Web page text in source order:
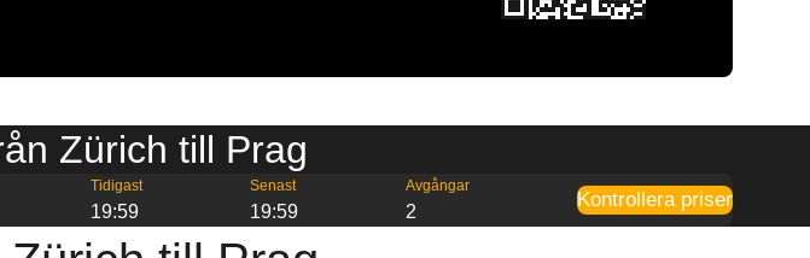
Zürich till Prag
Tidigast
19:59
Senast
19:59
Avgångar
2
Kontrollera priser